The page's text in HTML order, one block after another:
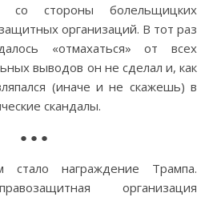
со стороны болельщицких
организаций. В тот раз
«отмахаться» от всех
выводов он не сделал и, как
(иначе и не скажешь) в
скандалы.
● ● ●
стало награждение Трампа.
организация